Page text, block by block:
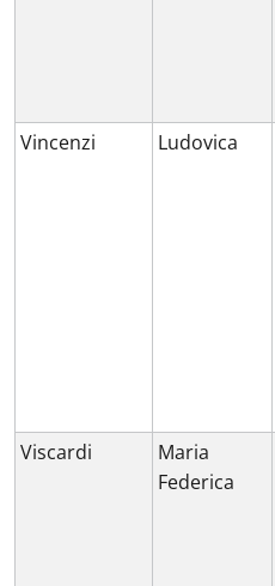
Vincenzi Ludovica
Viscardi
Maria
Federica